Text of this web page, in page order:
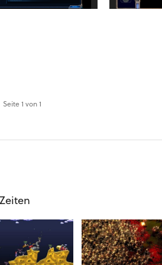
Seite 1 von 1